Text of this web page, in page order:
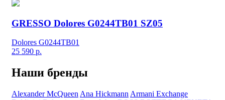
GRESSO Dolores G0244TB01 SZ05
Dolores G0244TB01
25 590 р.
Наши бренды
Alexander McQueen Ana Hickmann Armani Exchange